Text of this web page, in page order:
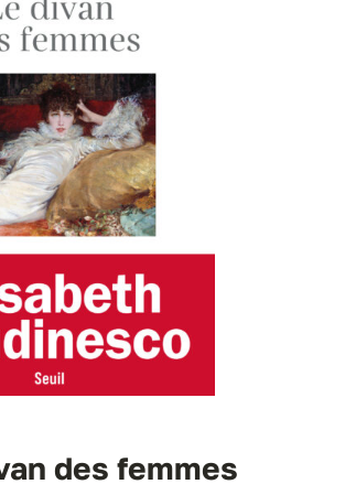
Abonnez-vous
Contact
des femmes